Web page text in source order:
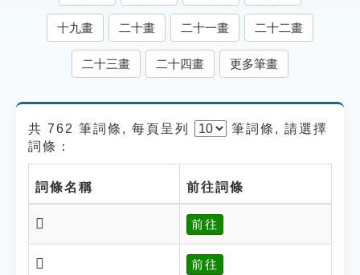
遊戲專區
貓頭鷹博士
十九畫 二十畫 二十一畫 二十二畫
二十三畫 二十四畫 更多筆畫
共 762 筆詞條, 每頁呈列 筆詞條, 請選擇
詞條：
詞條名稱 前往詞條
𡓍 前往
𡓐 前往